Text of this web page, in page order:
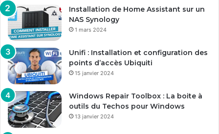
Installation de Home Assistant sur un
NAS Synology
1 mars 2024
Unifi : Installation et configuration des
points d’accès Ubiquiti
15 janvier 2024
Windows Repair Toolbox : La boite à
outils du Techos pour Windows
13 janvier 2024